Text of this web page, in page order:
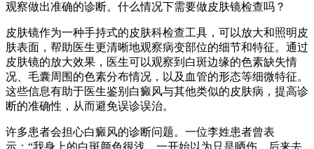
观察做出准确的诊断。什么情况下需要做皮肤镜检查吗？
皮肤镜作为一种手持式的皮肤科检查工具，可以放大和照明皮
肤表面，帮助医生更清晰地观察病变部位的细节和特征。通过
皮肤镜的放大效果，医生可以观察到白斑边缘的色素缺失情
况、毛囊周围的色素分布情况，以及血管的形态等细微特征。
这些信息有助于医生鉴别白癜风与其他类似的皮肤病，提高诊
断的准确性，从而避免误诊误治。
许多患者会担心白癜风的诊断问题。一位李姓患者曾表